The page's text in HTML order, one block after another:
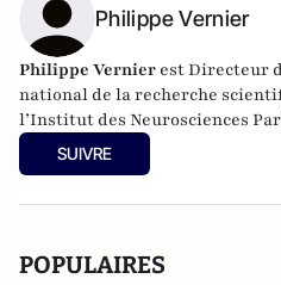
Philippe Vernier
Philippe Vernier est Directeur
national de la recherche
l’Institut des Neurosciences
Paris Sud).
SUIVRE
POPULAIRES